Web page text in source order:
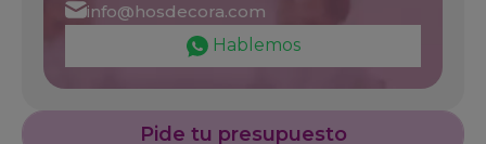
info@hosdecora.com
Hablemos
Pide tu presupuesto